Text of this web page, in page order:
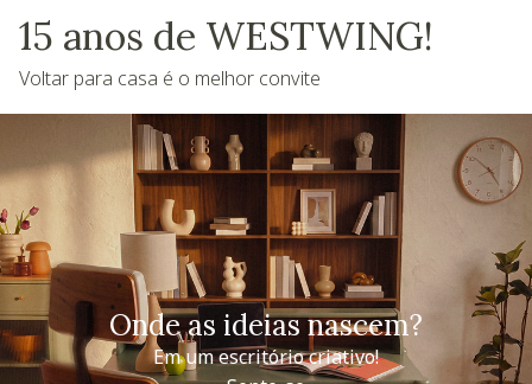
15 anos de WESTWING!
Voltar para casa é o melhor convite
Onde as ideias nascem?
Em um escritório criativo!